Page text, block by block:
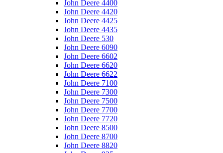
John Deere 4400
John Deere 4420
John Deere 4425
John Deere 4435
John Deere 530
John Deere 6090
John Deere 6602
John Deere 6620
John Deere 6622
John Deere 7100
John Deere 7300
John Deere 7500
John Deere 7700
John Deere 7720
John Deere 8500
John Deere 8700
John Deere 8820